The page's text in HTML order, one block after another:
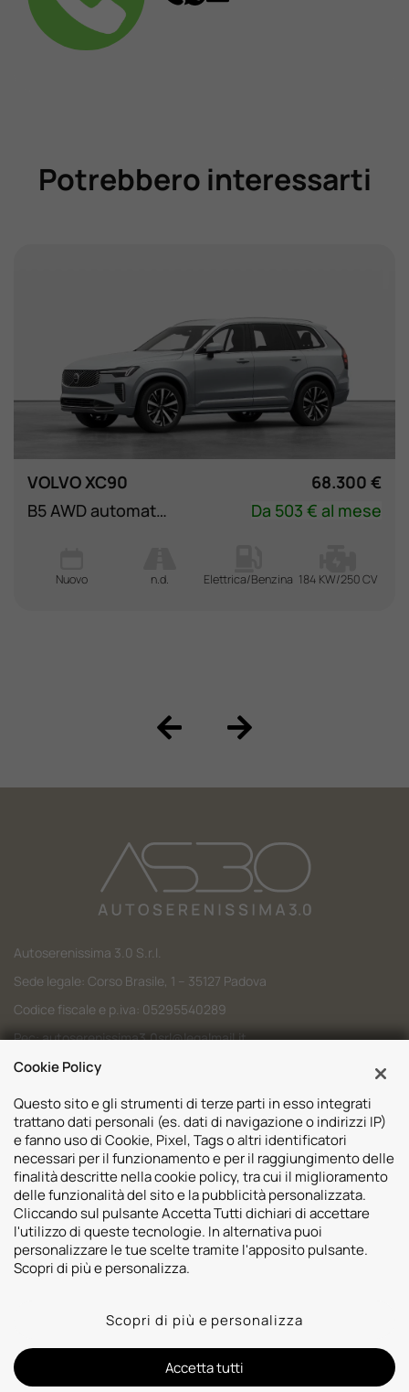
Potrebbero interessarti
VOLVO XC90
68.300 €
B5 AWD automatico 7 posti Core
Da 503 € al mese
Nuovo n.d. Elettrica/Benzina 184 KW/250 CV
Autoserenissima 3.0 S.r.l.
Sede legale: Corso Brasile, 1 – 35127 Padova
Codice fiscale e p.iva: 05295540289
Pec:autoserenissima3.0srl@legalmail.it
Codice SDI: M5UXCR1
Sedi
Volvo Padova
Volvo Venezia
Usato Padova
Mazda Padova
Lynk&co. Padova
Lynk&co. Venezia
Polestar Padova
Risorse
Valuta il tuo Usato
Contatti
Promozioni
Cookie PolicyWhistleblowing
Informativa sulla trasparenza assicurativa
Designed by:
Cookie Policy
Questo sito e gli strumenti di terze parti in esso integrati
trattano dati personali (es. dati di navigazione o indirizzi IP)
e fanno uso di Cookie, Pixel, Tags o altri identificatori
necessari per il funzionamento e per il raggiungimento delle
finalità descritte nella cookie policy, tra cui il miglioramento
delle funzionalità del sito e la pubblicità personalizzata.
Cliccando sul pulsante Accetta Tutti dichiari di accettare
l'utilizzo di queste tecnologie. In alternativa puoi
personalizzare le tue scelte tramite l'apposito pulsante.
Scopri di più e personalizza.
Scopri di più e personalizza
Accetta tutti